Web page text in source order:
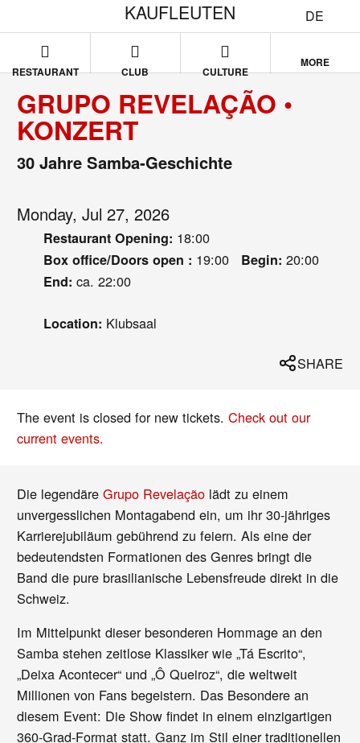
DE
KAUFLEUTEN
RESTAURANT CLUB CULTURE
MORE
GRUPO REVELAÇÃO •
KONZERT
30 Jahre Samba-Geschichte
Monday, Jul 27, 2026
Restaurant Opening: 18:00
Box office/Doors open : 19:00 Begin: 20:00
End: ca. 22:00
Location: Klubsaal
SHARE
The event is closed for new tickets.Check out our
current events.
Die legendäreGrupo Revelação lädt zu einem
unvergesslichen Montagabend ein, um ihr 30-jähriges
Karrierejubiläum gebührend zu feiern. Als eine der
bedeutendsten Formationen des Genres bringt die
Band die pure brasilianische Lebensfreude direkt in die
Schweiz.
Im Mittelpunkt dieser besonderen Hommage an den
Samba stehen zeitlose Klassiker wie „Tá Escrito“,
„Deixa Acontecer“ und „Ô Queiroz“, die weltweit
Millionen von Fans begeistern. Das Besondere an
diesem Event: Die Show findet in einem einzigartigen
360-Grad-Format statt. Ganz im Stil einer traditionellen